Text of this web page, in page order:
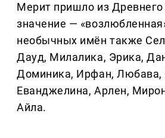
Мерит пришло из Древнего
значение —
необычных имён также
Дауд, Милалика, Эрика,
Доминика, Ирфан, Любава,
Еванджелина, Арлен,
Айла.